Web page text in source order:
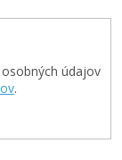
údajov
.